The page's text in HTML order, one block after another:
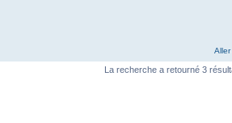
La recherche a retourné 3